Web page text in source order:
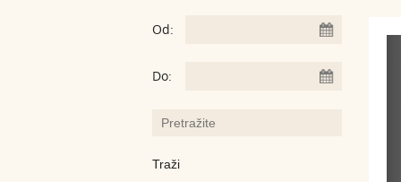
Od:
Do: